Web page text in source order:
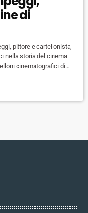
di
pittore e cartellonista,
nella storia del cinema
cinematografici di
la pioggia, Un
sul tetto che scotta,